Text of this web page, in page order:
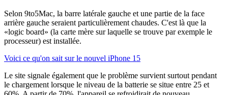
Selon 9to5Mac, la barre latérale gauche et une partie de la face
arrière gauche seraient particulièrement chaudes. C'est là que la
«logic board» (la carte mère sur laquelle se trouve par exemple le
processeur) est installée.
Voici ce qu'on sait sur le nouvel iPhone 15
Le site signale également que le problème survient surtout pendant
le chargement lorsque le niveau de la batterie se situe entre 25 et